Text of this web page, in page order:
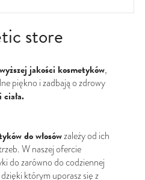
store
jakości kosmetyków,
piękno i zadbają o zdrowy
ciała.
do włosówzależy od ich
W naszej ofercie
do zarówno do codziennej
którym uporasz się z